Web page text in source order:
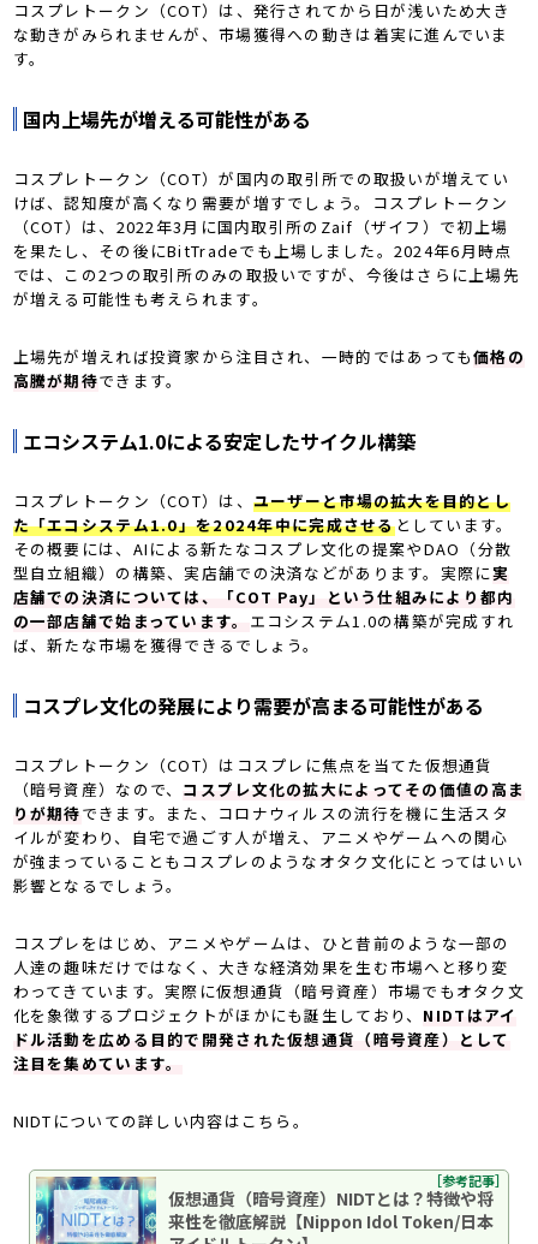
コスプレトークン（COT）は、発行されてから日が浅いため大き
な動きがみられませんが、市場獲得への動きは着実に進んでいま
す。
国内上場先が増える可能性がある
コスプレトークン（COT）が国内の取引所での取扱いが増えてい
けば、認知度が高くなり需要が増すでしょう。コスプレトークン
（COT）は、2022年3月に国内取引所のZaif（ザイフ）で初上場
を果たし、その後にBitTradeでも上場しました。2024年6月時点
では、この2つの取引所のみの取扱いですが、今後はさらに上場先
が増える可能性も考えられます。
上場先が増えれば投資家から注目され、一時的ではあっても価格の
高騰が期待できます。
エコシステム1.0による安定したサイクル構築
コスプレトークン（COT）は、 ユーザーと市場の拡大を目的とし
た「エコシステム1.0」を2024年中に完成させるとしています。
その概要には、AIによる新たなコスプレ文化の提案やDAO（分散
型自立組織）の構築、実店舗での決済などがあります。実際に実
店舗での決済については、「COT Pay」という仕組みにより都内
の一部店舗で始まっています。 エコシステム1.0の構築が完成すれ
ば、新たな市場を獲得できるでしょう。
コスプレ文化の発展により需要が高まる可能性がある
コスプレトークン（COT）はコスプレに焦点を当てた仮想通貨
（暗号資産）なので、 コスプレ文化の拡大によってその価値の高ま
りが期待できます。また、コロナウィルスの流行を機に生活スタ
イルが変わり、自宅で過ごす人が増え、アニメやゲームへの関心
が強まっていることもコスプレのようなオタク文化にとってはいい
影響となるでしょう。
コスプレをはじめ、アニメやゲームは、ひと昔前のような一部の
人達の趣味だけではなく、大きな経済効果を生む市場へと移り変
わってきています。実際に仮想通貨（暗号資産）市場でもオタク文
化を象徴するプロジェクトがほかにも誕生しており、 NIDTはアイ
ドル活動を広める目的で開発された仮想通貨（暗号資産）として
注目を集めています。
NIDTについての詳しい内容はこちら。
［参考記事］
仮想通貨（暗号資産）NIDTとは？特徴や将
来性を徹底解説【Nippon Idol Token/日本